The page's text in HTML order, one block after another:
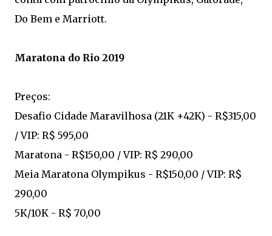
Do Bem e Marriott.
Maratona do Rio 2019
Preços:
Desafio Cidade Maravilhosa (21K +42K) - R$315,00
/ VIP: R$ 595,00
Maratona - R$150,00 / VIP: R$ 290,00
Meia Maratona Olympikus - R$150,00 / VIP: R$
290,00
5K/10K - R$ 70,00